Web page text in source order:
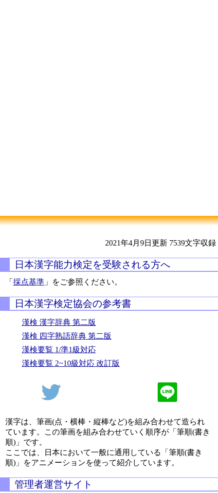
2021年4月9日更新 7539文字収録
日本漢字能力検定を受験される方へ
「採点基準 」をご参照ください。
日本漢字検定協会の参考書
漢検 漢字辞典 第二版
漢検 四字熟語辞典 第二版
漢検要覧 1/準1級対応
漢検要覧 2~10級対応 改訂版
漢字は、筆画(点・横棒・縦棒など)を組み合わせて造られ
ています。この筆画を組み合わせていく順序が「筆順(書き
順)」です。
ここでは、日本において一般に通用している「筆順(書き
順)」をアニメーションを使って紹介しています。
管理者運営サイト